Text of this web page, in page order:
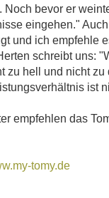
Noch bevor er
eingehen."
und ich empfehle
schreibt uns:
zu hell und nicht
ist
empfehlen das
tomy.de